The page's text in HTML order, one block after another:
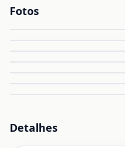
Fotos
Detalhes